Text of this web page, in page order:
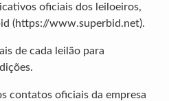
oficiais dos leiloeiros,
(https://www.superbid.net).
de cada leilão para
contatos oficiais da empresa